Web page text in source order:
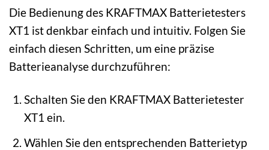
Die Bedienung des KRAFTMAX Batterietesters
XT1 ist denkbar einfach und intuitiv. Folgen Sie
einfach diesen Schritten, um eine präzise
Batterieanalyse durchzuführen:
Schalten Sie den KRAFTMAX Batterietester
XT1 ein.
Wählen Sie den entsprechenden Batterietyp